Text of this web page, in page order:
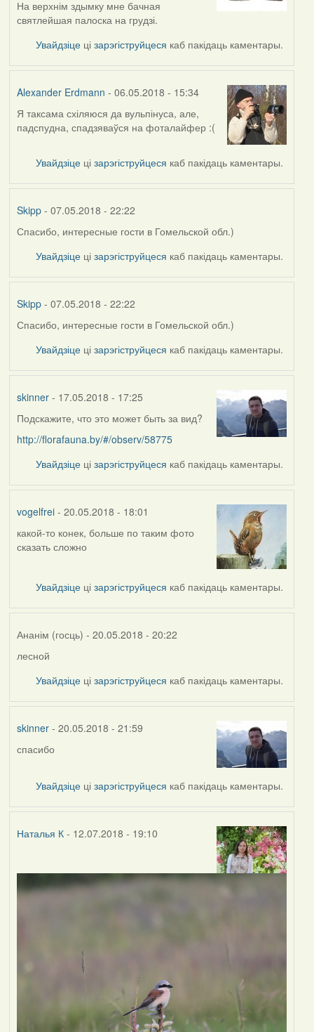
На верхнім здымку мне бачная
святлейшая палоска на грудзі.
Увайдзіце цізарэгіструйцеся каб пакідаць каментары.
Alexander Erdmann - 06.05.2018 - 15:34
In
reply
Я таксама схіляюся да вульпінуса, але,
падспудна, спадзяваўся на фоталайфер :(
Увайдзіце цізарэгіструйцеся каб пакідаць каментары.
Skipp- 07.05.2018 - 22:22
In
reply
by
Erdmann
Спасибо, интересные гости в Гомельской обл.)
Увайдзіце цізарэгіструйцеся каб пакідаць каментары.
Skipp- 07.05.2018 - 22:22
In
reply
by
Erdmann
Спасибо, интересные гости в Гомельской обл.)
Увайдзіце цізарэгіструйцеся каб пакідаць каментары.
skinner- 17.05.2018 - 17:25
Подскажите, что это может быть за вид?
http://florafauna.by/#/observ/58775
Увайдзіце цізарэгіструйцеся каб пакідаць каментары.
vogelfrei- 20.05.2018 - 18:01
In
reply
skinner
какой-то конек, больше по таким фото
сказать сложно
Увайдзіце цізарэгіструйцеся каб пакідаць каментары.
Ананім (госць) - 20.05.2018 - 20:22
In
reply
by
лесной
Увайдзіце цізарэгіструйцеся каб пакідаць каментары.
skinner- 20.05.2018 - 21:59
спасибо
Увайдзіце цізарэгіструйцеся каб пакідаць каментары.
Наталья К- 12.07.2018 - 19:10